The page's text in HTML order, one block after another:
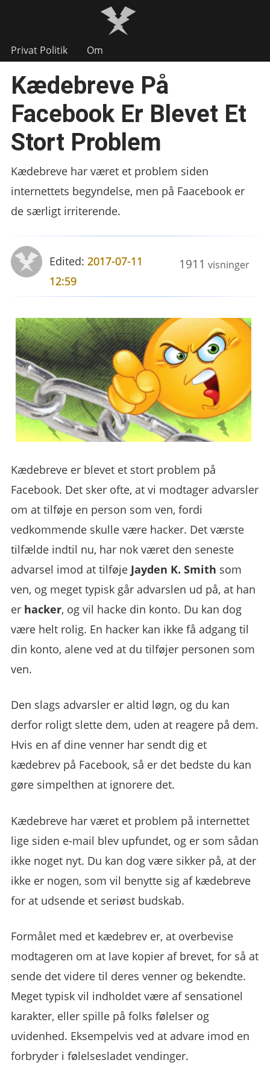
Privat Politik Om
Kædebreve På
Facebook Er Blevet Et
Stort Problem
Kædebreve har været et problem siden
internettets begyndelse, men på Faacebook er
de særligt irriterende.
1911 visninger
Edited:2017-07-11
12:59
Kædebreve er blevet et stort problem på
Facebook. Det sker ofte, at vi modtager advarsler
om at tilføje en person som ven, fordi
vedkommende skulle være hacker. Det værste
tilfælde indtil nu, har nok været den seneste
advarsel imod at tilføje Jayden K. Smith som
ven, og meget typisk går advarslen ud på, at han
er hacker, og vil hacke din konto. Du kan dog
være helt rolig. En hacker kan ikke få adgang til
din konto, alene ved at du tilføjer personen som
ven.
Den slags advarsler er altid løgn, og du kan
derfor roligt slette dem, uden at reagere på dem.
Hvis en af dine venner har sendt dig et
kædebrev på Facebook, så er det bedste du kan
gøre simpelthen at ignorere det.
Kædebreve har været et problem på internettet
lige siden e-mail blev upfundet, og er som sådan
ikke noget nyt. Du kan dog være sikker på, at der
ikke er nogen, som vil benytte sig af kædebreve
for at udsende et seriøst budskab.
Formålet med et kædebrev er, at overbevise
modtageren om at lave kopier af brevet, for så at
sende det videre til deres venner og bekendte.
Meget typisk vil indholdet være af sensationel
karakter, eller spille på folks følelser og
uvidenhed. Eksempelvis ved at advare imod en
forbryder i følelsesladet vendinger.